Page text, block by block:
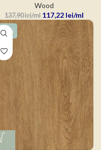
Wood
137,90lei 117,22 lei
-15%